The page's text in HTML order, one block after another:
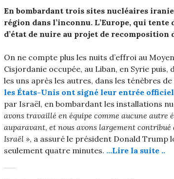
En bombardant trois sites nucléaires
région dans l’inconnu. L’Europe, qui
d’état de nuire au projet de recomposition
On ne compte plus les nuits d’effroi au
Cisjordanie occupée, au Liban, en Syrie
les uns après les autres, dans les ténèbres
les États-Unis ont signé leur entrée
par Israël, en bombardant les installations
avons travaillé en équipe comme aucune autre
auparavant, et nous avons largement
Israël », a assuré le président Donald Trump
seulement quatre minutes. …Lire la suite ..